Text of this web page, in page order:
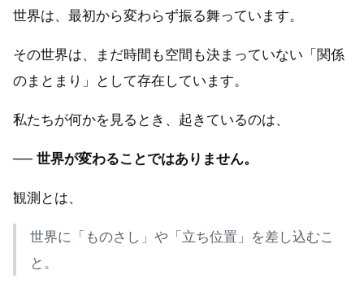
世界は、最初から変わらず振る舞っています。
その世界は、まだ時間も空間も決まっていない「関係
のまとまり」として存在しています。
私たちが何かを見るとき、起きているのは、
── 世界が変わることではありません。
観測とは、
世界に「ものさし」や「立ち位置」を差し込むこ
と。